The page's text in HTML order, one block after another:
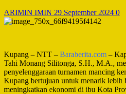
ARIMIN IMIN 29 September 2024 0
Kupang – NTT – Baraberita.com –
Tahi Monang Silitonga, S.H., M.A.,
penyelenggaraan turnamen mancing
Kupang bertujuan untuk menarik lebih
meningkatkan ekonomi di ibu Kota